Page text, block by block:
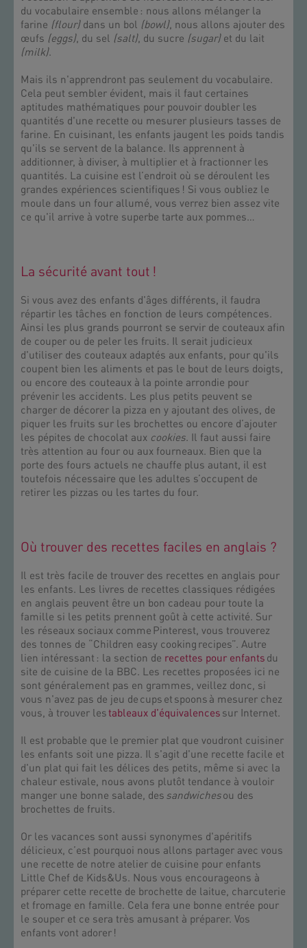
du vocabulaire ensemble : nous allons mélanger la
farine (flour)dans un bol (bowl), nous allons ajouter des
œufs (eggs), du sel (salt), du sucre (sugar)et du lait
(milk).
Mais ils n'apprendront pas seulement du vocabulaire.
Cela peut sembler évident, mais il faut certaines
aptitudes mathématiques pour pouvoir doubler les
quantités d'une recette ou mesurer plusieurs tasses de
farine. En cuisinant, les enfants jaugent les poids tandis
qu'ils se servent de la balance. Ils apprennent à
additionner, à diviser, à multiplier et à fractionner les
quantités. La cuisine est l’endroit où se déroulent les
grandes expériences scientifiques ! Si vous oubliez le
moule dans un four allumé, vous verrez bien assez vite
ce qu'il arrive à votre superbe tarte aux pommes…
La sécurité avant tout !
Si vous avez des enfants d'âges différents, il faudra
répartir les tâches en fonction de leurs compétences.
Ainsi les plus grands pourront se servir de couteaux afin
de couper ou de peler les fruits. Il serait judicieux
d'utiliser des couteaux adaptés aux enfants, pour qu'ils
coupent bien les aliments et pas le bout de leurs doigts,
ou encore des couteaux à la pointe arrondie pour
prévenir les accidents. Les plus petits peuvent se
charger de décorer la pizza en y ajoutant des olives, de
piquer les fruits sur les brochettes ou encore d’ajouter
les pépites de chocolat aux cookies. Il faut aussi faire
très attention au four ou aux fourneaux. Bien que la
porte des fours actuels ne chauffe plus autant, il est
toutefois nécessaire que les adultes s’occupent de
retirer les pizzas ou les tartes du four.
Où trouver des recettes faciles en anglais ?
Il est très facile de trouver des recettes en anglais pour
les enfants. Les livres de recettes classiques rédigées
en anglais peuvent être un bon cadeau pour toute la
famille si les petits prennent goût à cette activité. Sur
les réseaux sociaux comme Pinterest, vous trouverez
des tonnes de “Children easy cooking recipes”. Autre
lien intéressant : la section de recettes pour enfants du
site de cuisine de la BBC. Les recettes proposées ici ne
sont généralement pas en grammes, veillez donc, si
vous n'avez pas de jeu de cups et spoons à mesurer chez
vous, à trouver lestableaux d'équivalences sur Internet.
Il est probable que le premier plat que voudront cuisiner
les enfants soit une pizza. Il s'agit d'une recette facile et
d'un plat qui fait les délices des petits, même si avec la
chaleur estivale, nous avons plutôt tendance à vouloir
manger une bonne salade, des sandwichesou des
brochettes de fruits.
Or les vacances sont aussi synonymes d'apéritifs
délicieux, c’est pourquoi nous allons partager avec vous
une recette de notre atelier de cuisine pour enfants
Little Chef de Kids&Us. Nous vous encourageons à
préparer cette recette de brochette de laitue, charcuterie
et fromage en famille. Cela fera une bonne entrée pour
le souper et ce sera très amusant à préparer. Vos
enfants vont adorer !